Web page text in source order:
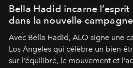
Bella Hadid incarne
dans la nouvelle
Avec Bella Hadid, ALO signe une
Los Angeles qui célèbre un bien-
sur l'équilibre, le mouvement et